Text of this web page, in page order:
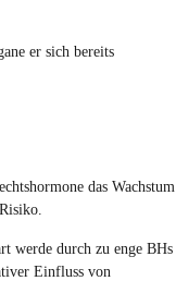
er sich bereits
das Wachstum
werde durch zu enge BHs
Einfluss von